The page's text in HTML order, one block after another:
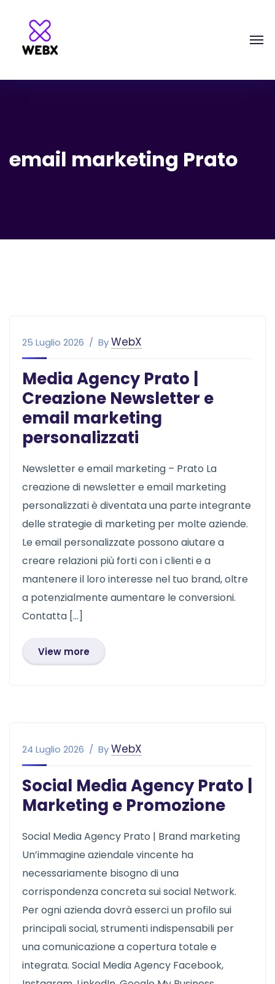
email marketing Prato
25 Luglio 2026 ByWebX
Media Agency Prato |
Creazione Newsletter e
email marketing
personalizzati
Newsletter e email marketing – Prato La
creazione di newsletter e email marketing
personalizzati è diventata una parte integrante
delle strategie di marketing per molte aziende.
Le email personalizzate possono aiutare a
creare relazioni più forti con i clienti e a
mantenere il loro interesse nel tuo brand, oltre
a potenzialmente aumentare le conversioni.
Contatta […]
View more
24 Luglio 2026 ByWebX
Social Media Agency Prato |
Marketing e Promozione
Social Media Agency Prato | Brand marketing
Un’immagine aziendale vincente ha
necessariamente bisogno di una
corrispondenza concreta sui social Network.
Per ogni azienda dovrà esserci un profilo sui
principali social, strumenti indispensabili per
una comunicazione a copertura totale e
integrata. Social Media Agency Facebook,